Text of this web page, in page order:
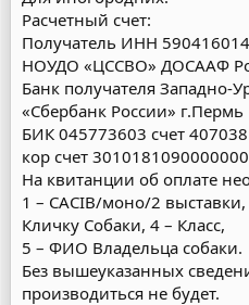
Расчетный счет:
Получатель ИНН
НОУДО «ЦССВО» ДОСААФ
Банк получателя Западно-
«Сбербанк России» г.Пермь
БИК 045773603 счет
кор счет
На квитанции об оплате
1 – САСIB/моно/2 выставки,
Кличку Собаки, 4 – Класс,
5 – ФИО Владельца собаки.
Без вышеуказанных
производиться не будет.